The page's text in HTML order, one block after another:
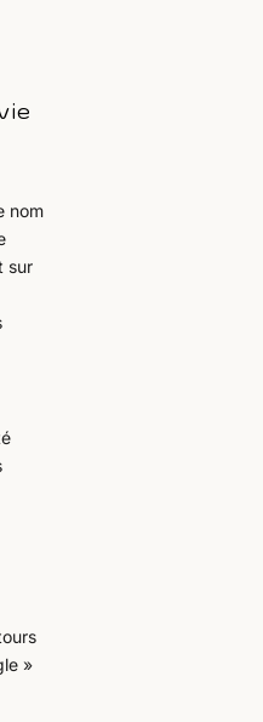
nom
sur
»